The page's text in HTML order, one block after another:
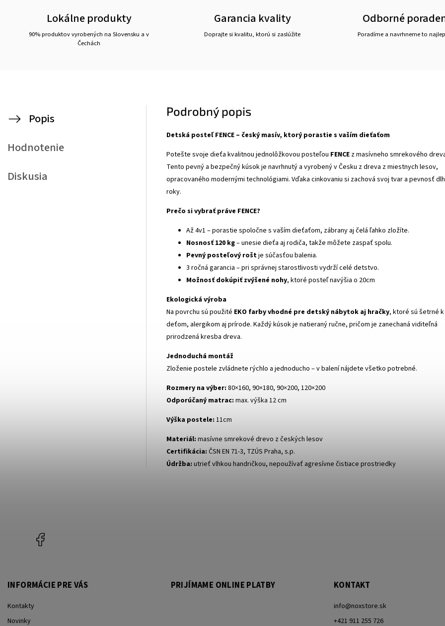
Lokálne produkty
90% produktov vyrobených na Slovensku a v
Čechách
Garancia kvality
Doprajte si kvalitu, ktorú si zaslúžite
Odborné
Poradíme a navrhneme to
Popis
Hodnotenie
Diskusia
Podrobný popis
Detská posteľ FENCE – český masív, ktorý porastie s vaším dieťaťom
Potešte svoje dieťa kvalitnou jednolôžkovou posteľou FENCE z masívneho smrekového
Tento pevný a bezpečný kúsok je navrhnutý a vyrobený v Česku z dreva z miestnych lesov,
opracovaného modernými technológiami. Vďaka cinkovaniu si zachová svoj tvar a pevnosť
roky.
Prečo si vybrať práve FENCE?
Až 4v1 – porastie spoločne s vaším dieťaťom, zábrany aj čelá ľahko zložíte.
Nosnosť 120 kg– unesie dieťa aj rodiča, takže môžete zaspať spolu.
Pevný posteľový roštje súčasťou balenia.
3 ročná garancia – pri správnej starostlivosti vydrží celé detstvo.
Možnosť dokúpiť zvýšené nohy, ktoré posteľ navýšia o 20cm
Ekologická výroba
Na povrchu sú použité EKO farby vhodné pre detský nábytok aj hračky, ktoré sú šetrné k
deťom, alergikom aj prírode. Každý kúsok je natieraný ručne, pričom je zanechaná viditeľná
prirodzená kresba dreva.
Jednoduchá montáž
Zloženie postele zvládnete rýchlo a jednoducho – v balení nájdete všetko potrebné.
Rozmery na výber: 80×160, 90×180, 90×200, 120×200
Odporúčaný matrac: max. výška 12 cm
Výška postele: 11cm
Materiál: masívne smrekové drevo z českých lesov
Certifikácia: ČSN EN 71-3, TZÚS Praha, s.p.
Údržba: utrieť vlhkou handričkou, nepoužívať agresívne čistiace prostriedky
INFORMÁCIE PRE VÁS
Kontakty
Novinky
PRIJÍMAME ONLINE PLATBY KONTAKT
info@noxstore.sk
+421 911 255 726